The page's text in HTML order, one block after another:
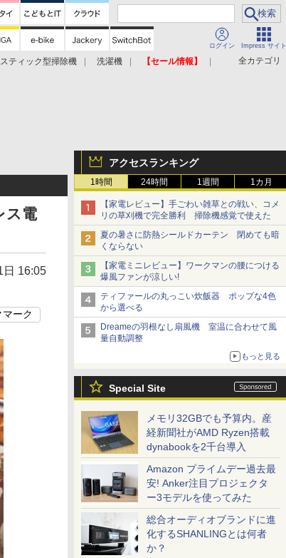
ログイン Impress サイト
全カテゴリ
スティック型掃除機 洗濯機
【セール情報】
アクセスランキング
1時間 24時間 1週間 1カ月
【家電レビュー】手ごわい雑草との戦い、コメ
リの草刈機で完全勝利 掃除機感覚で使えた
夏の暑さに防熱シールドカーテン 閉めても暗
くならない
【家電ミニレビュー】ワークマンの腰につける
爆風ファンが涼しい!
ティファールの丸っこい炊飯器 ポップな4色
から選べる
Dreameの羽根なし扇風機 室温に合わせて風
量自動調整
もっと見る
Special Site
メモリ32GBでも予算内。産
経新聞社がAMD Ryzen搭載
dynabookを2千台導入
Amazon プライムデー過去最
安! Anker注目プロジェクタ
ー3モデルを使ってみた
総合オーディオブランドに進
化するSHANLINGとは何者
か？
ス電
日 16:05
マーク